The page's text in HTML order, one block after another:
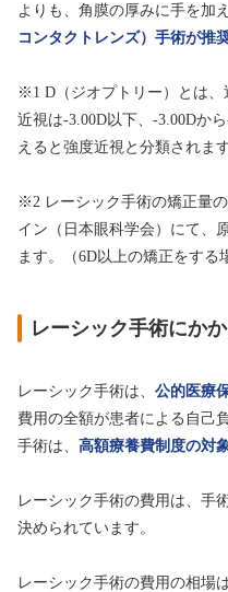
よりも、角膜の厚みに手を加
コンタクトレンズ）手術が推
※1 D（ジオプトリー）とは
近視は-3.00D以下、-3.00Dか
えると強度近視と分類されます
※2 レーシック手術の矯正量
イン（日本眼科学会）にて、
ます。（6D以上の矯正をする
レーシック手術にか
レーシック手術は、 公的医療
費用の全額が患者による自己
手術は、 高額療養費制度の対
レーシック手術の費用は、手
決められています。
レーシック手術の費用の相場